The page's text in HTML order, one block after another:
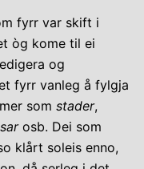
fyrr var skift i
òg kome til ei
og
fyrr vanleg å fylgja
som stader,
osb. Dei som
klårt soleis enno,